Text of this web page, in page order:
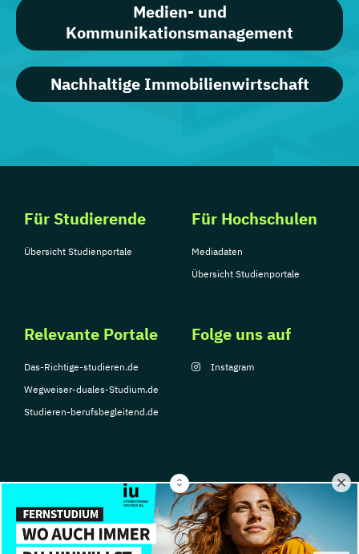
Medien- und
Kommunikationsmanagement
Nachhaltige Immobilienwirtschaft
Für Studierende
Übersicht Studienportale
Für Hochschulen
Mediadaten
Übersicht Studienportale
Relevante Portale
Das-Richtige-studieren.de
Wegweiser-duales-Studium.de
Studieren-berufsbegleitend.de
Folge uns auf
Instagram
© Copyright 2026, TarGroup Media GmbH
Impressum
Datenschutzerklärung Nutzungsbedingungen